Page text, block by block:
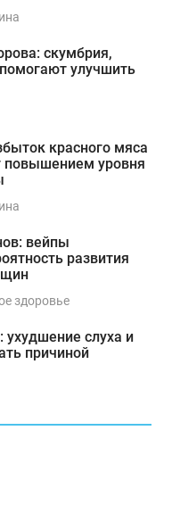
скумбрия,
улучшить
красного мяса
повышением уровня
вейпы
развития
здоровье
ухудшение слуха и
причиной